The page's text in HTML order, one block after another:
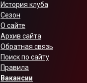
История клуба
Сезон
О сайте
Архив сайта
Обратная связь
Поиск по сайту
Правила
Вакансии